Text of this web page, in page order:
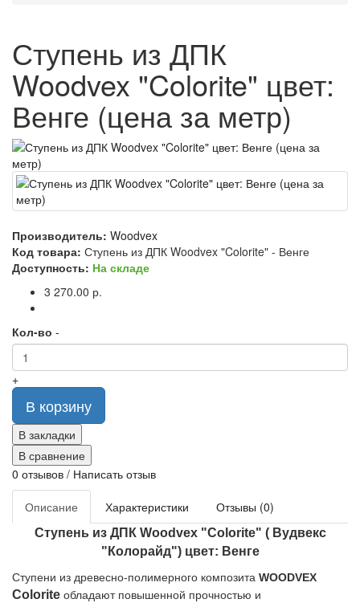
Ступень из ДПК
Woodvex "Colorite" цвет:
Венге (цена за метр)
Производитель: Woodvex
Код товара: Ступень из ДПК Woodvex "Colorite" - Венге
Доступность: На складе
3 270.00 р.
Кол-во -
+
В корзину
В закладки
В сравнение
0 отзывов / Написать отзыв
Описание Характеристики Отзывы (0)
Ступень из ДПК Woodvex "Colorite" ( Вудвекс
"Колорайд") цвет: Венге
Ступени из древесно-полимерного композита WOODVEX
Colorite обладают повышенной прочностью и